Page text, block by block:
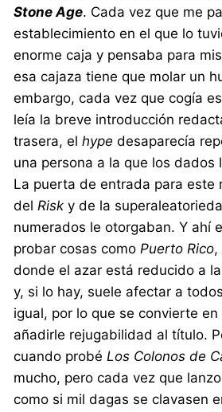
Stone Age. Cada vez que me
establecimiento en el que lo
enorme caja y pensaba para
esa cajaza tiene que molar un
embargo, cada vez que cogía
leía la breve introducción
trasera, elhypedesaparecía
una persona a la que los dados
La puerta de entrada para este
delRisky de la
numerados le otorgaban. Y ahí
probar cosas comoPuerto Rico,
donde el azar está reducido a
y, si lo hay, suele afectar a
igual, por lo que se convierte
añadirle rejugabilidad al título.
cuando probéLos Colonos de
mucho, pero cada vez que
como si mil dagas se clavasen